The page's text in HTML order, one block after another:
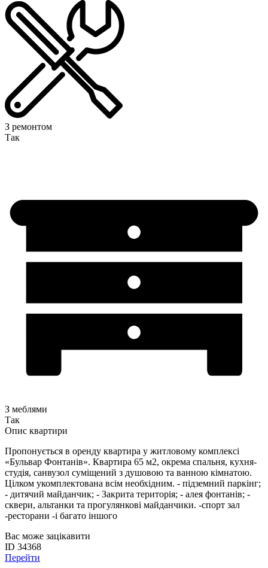
З ремонтом
Так
З меблями
Так
Опис квартири
Пропонується в оренду квартира у житловому комплексі
«Бульвар Фонтанів». Квартира 65 м2, окрема спальня, кухня-
студія, санвузол суміщений з душовою та ванною кімнатою.
Цілком укомплектована всім необхідним. - підземний паркінг;
- дитячий майданчик; - Закрита територія; - алея фонтанів; -
сквери, альтанки та прогулянкові майданчики. -спорт зал
-ресторани -і багато іншого
Вас може зацікавити
ID 34368
Перейти